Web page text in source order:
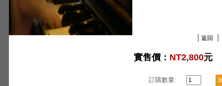
返回
實售價： NT2,800元
訂購數量: